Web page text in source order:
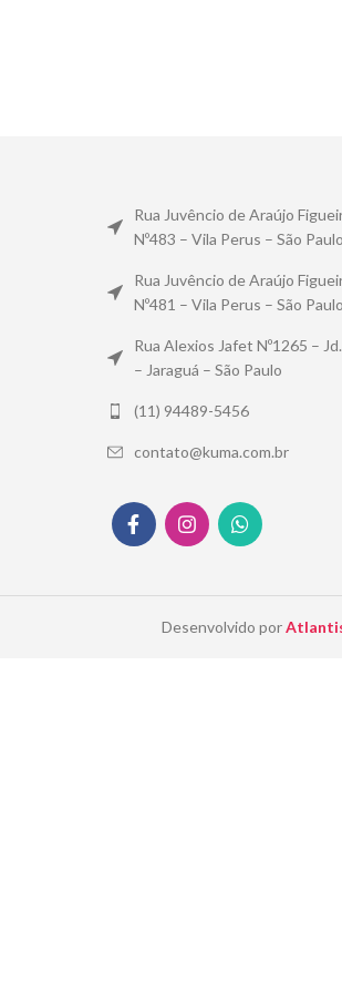
Rua Juvêncio de Araújo
Nº483 – Vila Perus – São Paulo
Rua Juvêncio de Araújo
Nº481 – Vila Perus – São Paulo
Rua Alexios Jafet Nº1265 –
– Jaraguá – São Paulo
(11) 94489-5456
contato@kuma.com.br
Desenvolvido por